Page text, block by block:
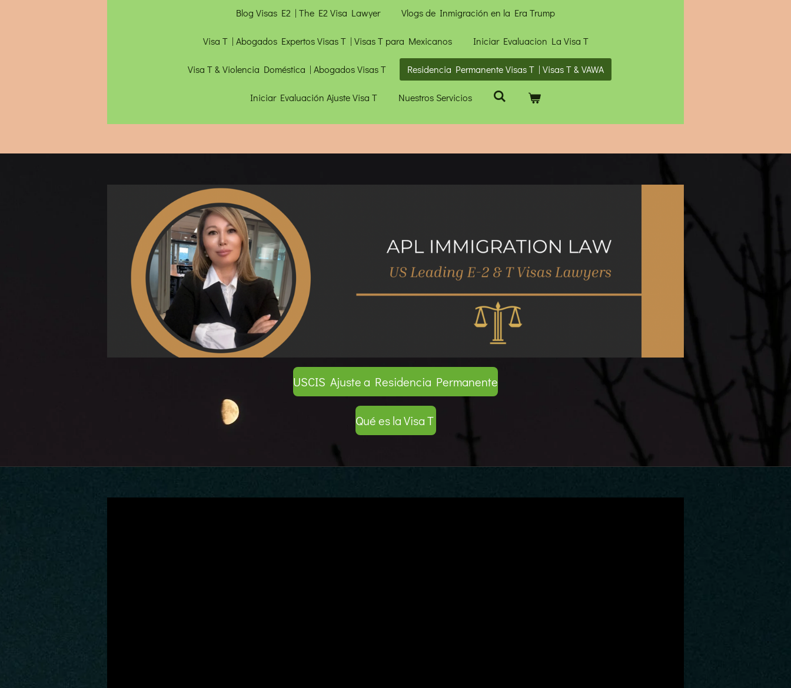
Blog Visas E2 | The E2 Visa Lawyer Vlogs de Inmigración en la Era Trump
Visa T | Abogados Expertos Visas T | Visas T para Mexicanos Iniciar Evaluacion La Visa T
Visa T & Violencia Doméstica | Abogados Visas T Residencia Permanente Visas T | Visas T & VAWA
Iniciar Evaluación Ajuste Visa T Nuestros Servicios
USCIS Ajuste a Residencia Permanente
Qué es la Visa T